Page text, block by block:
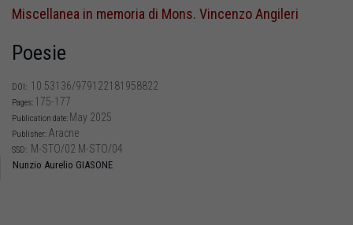
Miscellanea in memoria di Mons. Vincenzo Angileri
Poesie
DOI: 10.53136/979122181958822
Pages: 175-177
Publication date: May 2025
Publisher: Aracne
SSD: M-STO/02 M-STO/04
Nunzio Aurelio GIASONE